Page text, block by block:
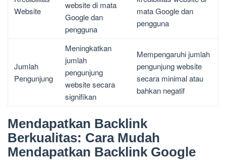
Website
website di mata
Google dan
pengguna
mata Google dan
pengguna
Jumlah
Pengunjung
Meningkatkan
jumlah
pengunjung
website secara
signifikan
Mempengaruhi jumlah
pengunjung website
secara minimal atau
bahkan negatif
Mendapatkan Backlink
Berkualitas: Cara Mudah
Mendapatkan Backlink Google